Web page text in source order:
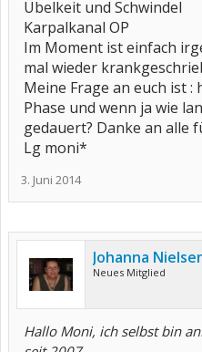
Übelkeit und Schwindel
Karpalkanal OP
Im Moment ist einfach
mal wieder
Meine Frage an euch ist
Phase und wenn ja wie
gedauert? Danke an alle
Lg moni*
3. Juni 2014
Johanna
Neues Mitglied
Hallo Moni, ich selbst bin